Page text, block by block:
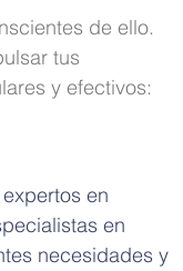
de ello.
tus
y efectivos:
en
en
necesidades y